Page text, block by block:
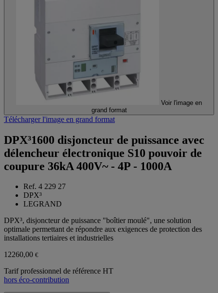
Voir l'image en
grand format
Télécharger l'image en grand format
DPX³1600 disjoncteur de puissance avec
délencheur électronique S10 pouvoir de
coupure 36kA 400V~ - 4P - 1000A
Ref. 4 229 27
DPX³
LEGRAND
DPX³, disjoncteur de puissance "boîtier moulé", une solution
optimale permettant de répondre aux exigences de protection des
installations tertiaires et industrielles
12260,00 €
Tarif professionnel de référence HT
hors éco-contribution